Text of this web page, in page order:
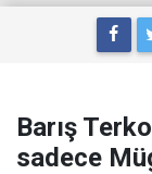
Barış
sadece